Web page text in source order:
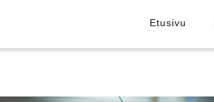
Etusivu